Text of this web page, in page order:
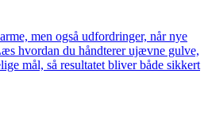
men også udfordringer, når nye
hvordan du håndterer ujævne gulve,
mål, så resultatet bliver både sikkert